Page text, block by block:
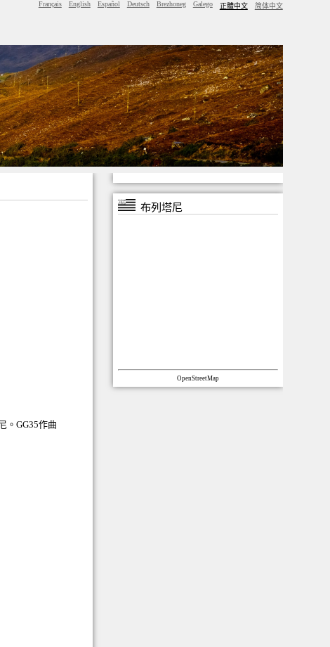
Français English Español Deutsch Brezhoneg Galego 正體中文 简体中文
。GG35作曲
布列塔尼
OpenStreetMap